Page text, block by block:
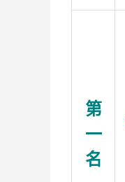
第
一
名